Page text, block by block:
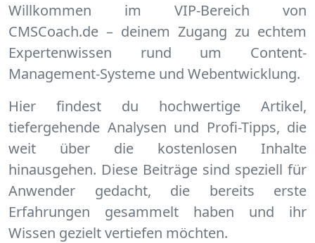
Willkommen im VIP-Bereich von
CMSCoach.de – deinem Zugang zu echtem
Expertenwissen rund um Content-
Management-Systeme und Webentwicklung.
Hier findest du hochwertige Artikel,
tiefergehende Analysen und Profi-Tipps, die
weit über die kostenlosen Inhalte
hinausgehen. Diese Beiträge sind speziell für
Anwender gedacht, die bereits erste
Erfahrungen gesammelt haben und ihr
Wissen gezielt vertiefen möchten.